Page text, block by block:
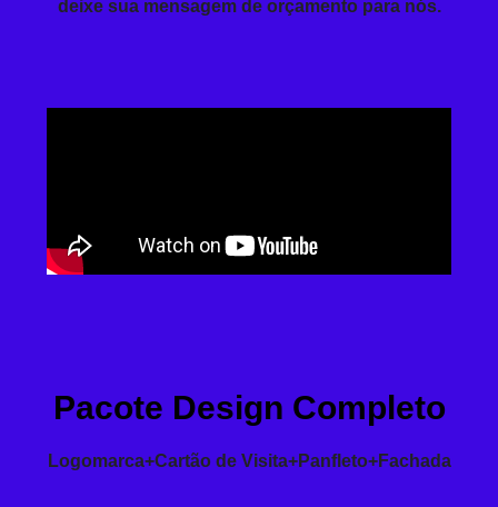
deixe sua mensagem de orçamento para nós.
Pacote Design Completo
Logomarca+Cartão de Visita+Panfleto+Fachada